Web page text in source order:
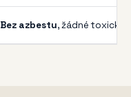
Bez azbestu, žádné toxické